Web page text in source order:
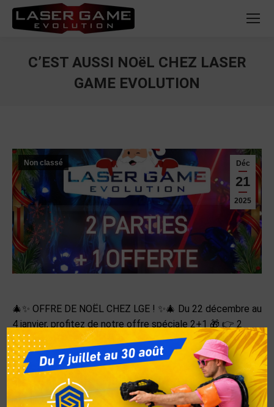
C’EST AUSSI NOëL CHEZ LASER
GAME EVOLUTION
Déc
21
2025
Non classé
🎄✨ OFFRE DE NOËL CHEZ LGE ! ✨🎄 Du 22 décembre au
4 janvier, profitez de notre offre spéciale 2+1 🎁 👉 2
parties achetées = 1 partie OFFERTE L’occasion parfaite
de venir s’éclater entre amis ou en famille pendant les
vacances de Noël 🔫🔥 📍 Laser Game Evolution
Gosselies 📅 Offre valable du 22/12 au 04/01/26 À très
vite dans l’arène ! 😎🎅